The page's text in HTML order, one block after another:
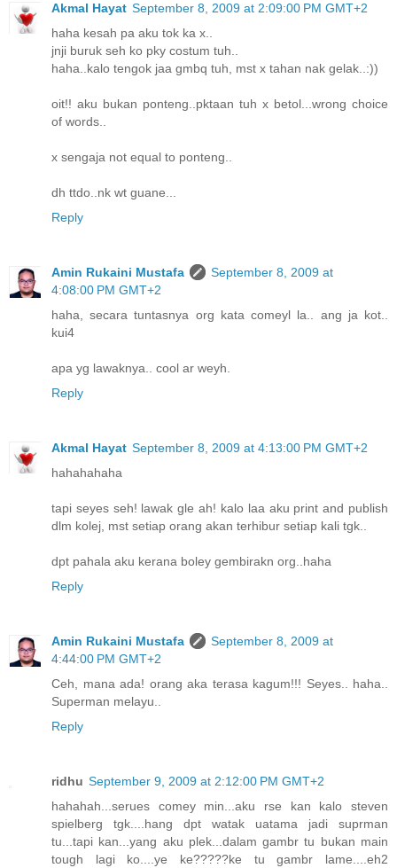
Akmal Hayat September 8, 2009 at 2:09:00 PM GMT+2
haha kesah pa aku tok ka x..
jnji buruk seh ko pky costum tuh..
haha..kalo tengok jaa gmbq tuh, mst x tahan nak gelak..:))
oit!! aku bukan ponteng..pktaan tuh x betol...wrong choice
of words..
x sengaja not equal to ponteng..
dh ttdo..nk wt guane...
Reply
Amin Rukaini Mustafa
September 8, 2009 at
4:08:00 PM GMT+2
haha, secara tuntasnya org kata comeyl la.. ang ja kot..
kui4
apa yg lawaknya.. cool ar weyh.
Reply
Akmal Hayat September 8, 2009 at 4:13:00 PM GMT+2
hahahahaha
tapi seyes seh! lawak gle ah! kalo laa aku print and publish
dlm kolej, mst setiap orang akan terhibur setiap kali tgk..
dpt pahala aku kerana boley gembirakn org..haha
Reply
Amin Rukaini Mustafa
September 8, 2009 at
4:44:00 PM GMT+2
Ceh, mana ada! orang aka terasa kagum!!! Seyes.. haha..
Superman melayu..
Reply
ridhu September 9, 2009 at 2:12:00 PM GMT+2
hahahah...serues comey min...aku rse kan kalo steven
spielberg tgk....hang dpt watak uatama jadi suprman
tu...tapi kan...yang aku plek...dalam gambr tu bukan main
tough lagi ko....ye ke?????ke tu gambr lame....eh2